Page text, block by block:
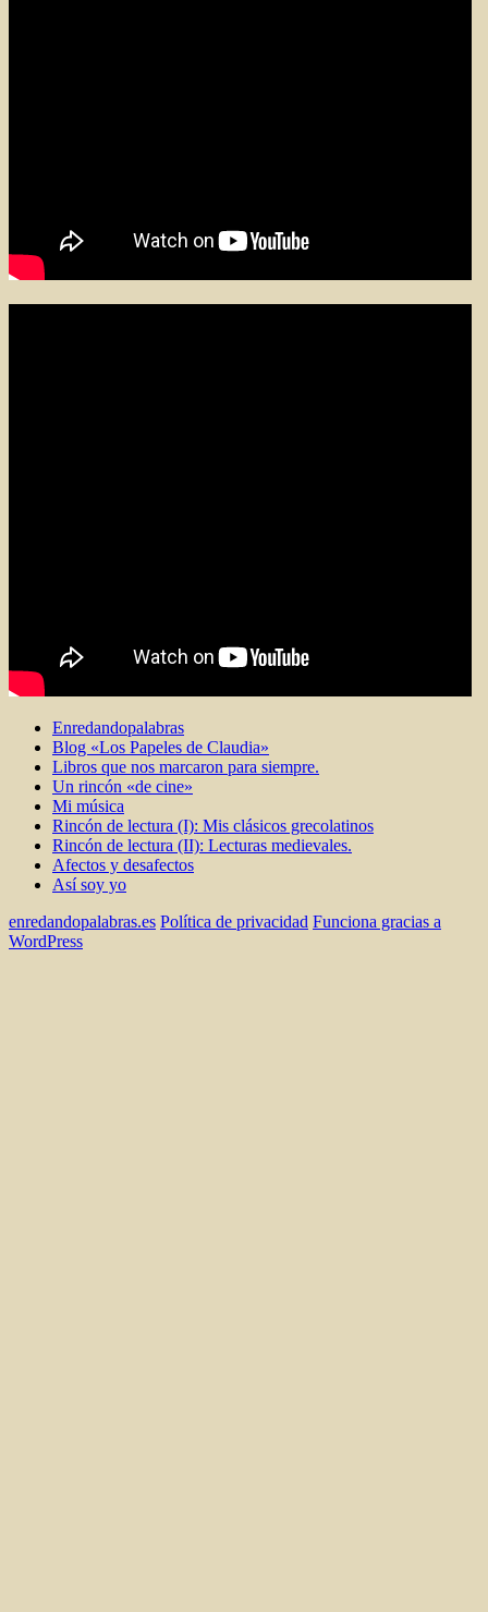
Enredandopalabras
Blog «Los Papeles de Claudia»
Libros que nos marcaron para siempre.
Un rincón «de cine»
Mi música
Rincón de lectura (I): Mis clásicos grecolatinos
Rincón de lectura (II): Lecturas medievales.
Afectos y desafectos
Así soy yo
enredandopalabras.es Política de privacidad Funciona gracias a
WordPress